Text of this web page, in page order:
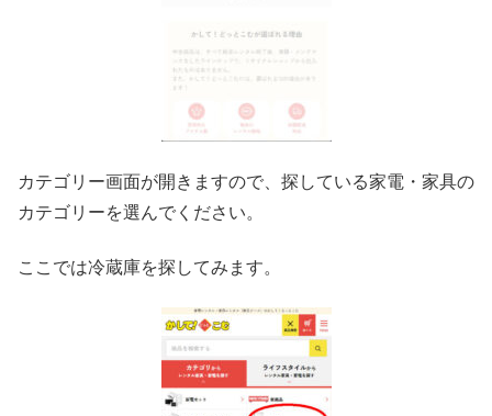
カテゴリー画面が開きますので、探している家電・家具の
カテゴリーを選んでください。
ここでは冷蔵庫を探してみます。